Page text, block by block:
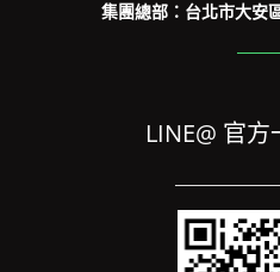
集團總部：台北市大安
LINE@ 官